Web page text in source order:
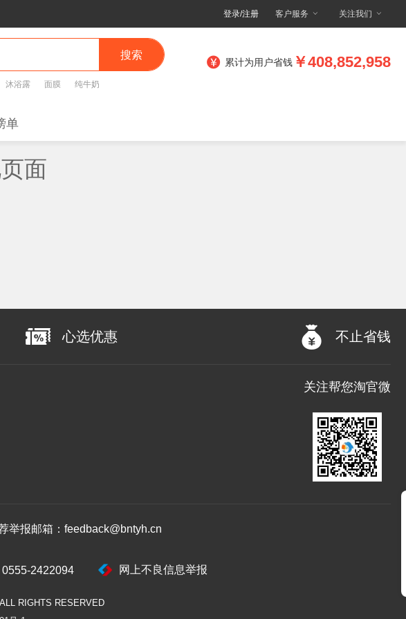
登录/注册 客户服务 关注我们
搜索
沐浴露 面膜 纯牛奶
累计为用户省钱 ￥408,852,958
单
面
心选优惠 不止省钱
关注帮您淘官微
举报邮箱：feedback@bntyh.cn
2422094 网上不良信息举报
RIGHTS RESERVED